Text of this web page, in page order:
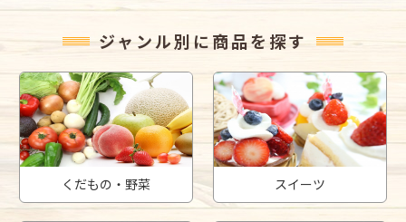
ジャンル別に商品を探す
くだもの・野菜 スイーツ